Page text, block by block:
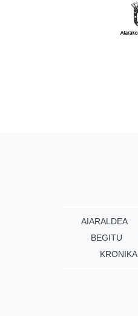
AIARALDEA
BEGITU
KRONIKA